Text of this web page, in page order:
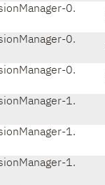
0.
0.
0.
1.
1.
1.